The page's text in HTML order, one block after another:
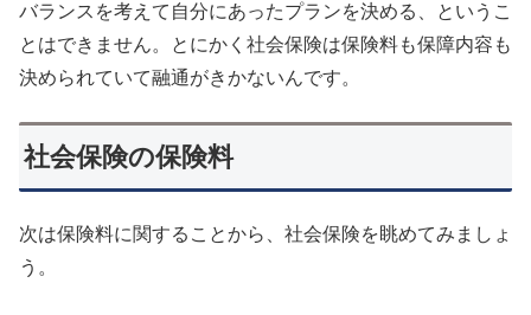
バランスを考えて自分にあったプランを決める、というこ
とはできません。とにかく社会保険は保険料も保障内容も
決められていて融通がきかないんです。
社会保険の保険料
次は保険料に関することから、社会保険を眺めてみましょ
う。